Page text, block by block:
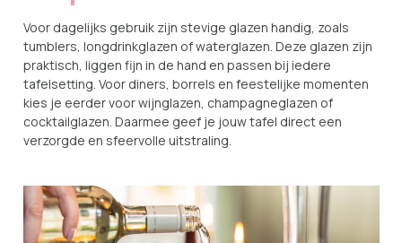
Voor dagelijks gebruik zijn stevige glazen handig, zoals
tumblers, longdrinkglazen of waterglazen. Deze glazen zijn
praktisch, liggen fijn in de hand en passen bij iedere
tafelsetting. Voor diners, borrels en feestelijke momenten
kies je eerder voor wijnglazen, champagneglazen of
cocktailglazen. Daarmee geef je jouw tafel direct een
verzorgde en sfeervolle uitstraling.